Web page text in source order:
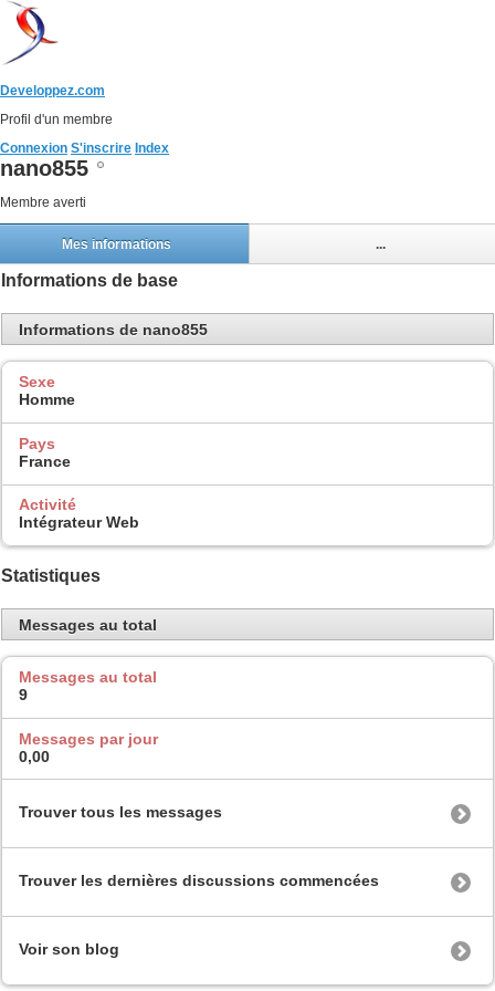
Developpez.com
Profil d'un membre
Connexion S'inscrire Index
nano855
Membre averti
Mes informations ...
Informations de base
Informations de nano855
Sexe
Homme
Pays
France
Activité
Intégrateur Web
Statistiques
Messages au total
Messages au total
9
Messages par jour
0,00
Trouver tous les messages
Trouver les dernières discussions commencées
Voir son blog